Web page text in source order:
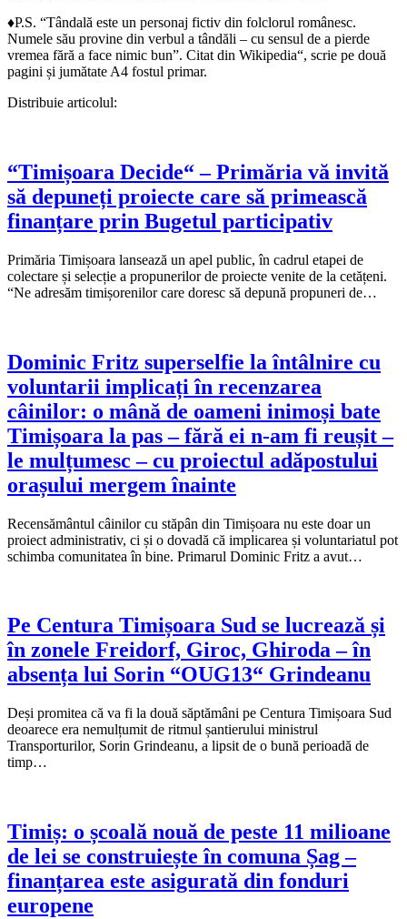
♦️P.S. “Tândală este un personaj fictiv din folclorul românesc.
Numele său provine din verbul a tândăli – cu sensul de a pierde
vremea fără a face nimic bun”. Citat din Wikipedia“, scrie pe două
pagini și jumătate A4 fostul primar.
Distribuie articolul:
“Timișoara Decide“ – Primăria vă invită
să depuneți proiecte care să primească
finanțare prin Bugetul participativ
Primăria Timișoara lansează un apel public, în cadrul etapei de
colectare și selecție a propunerilor de proiecte venite de la cetățeni.
“Ne adresăm timișorenilor care doresc să depună propuneri de…
Dominic Fritz superselfie la întâlnire cu
voluntarii implicați în recenzarea
câinilor: o mână de oameni inimoși bate
Timișoara la pas – fără ei n-am fi reușit –
le mulțumesc – cu proiectul adăpostului
orașului mergem înainte
Recensământul câinilor cu stăpân din Timișoara nu este doar un
proiect administrativ, ci și o dovadă că implicarea și voluntariatul pot
schimba comunitatea în bine. Primarul Dominic Fritz a avut…
Pe Centura Timișoara Sud se lucrează și
în zonele Freidorf, Giroc, Ghiroda – în
absența lui Sorin “OUG13“ Grindeanu
Deși promitea că va fi la două săptămâni pe Centura Timișoara Sud
deoarece era nemulțumit de ritmul șantierului ministrul
Transporturilor, Sorin Grindeanu, a lipsit de o bună perioadă de
timp…
Timiș: o școală nouă de peste 11 milioane
de lei se construiește în comuna Șag –
finanțarea este asigurată din fonduri
europene